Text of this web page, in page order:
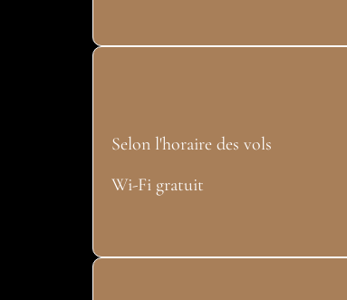
Selon l'horaire des vols
Wi-Fi gratuit